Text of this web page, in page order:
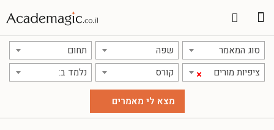
סוג המאמר שפה תחום
× ציפיות מורים קורס נלמד ב: